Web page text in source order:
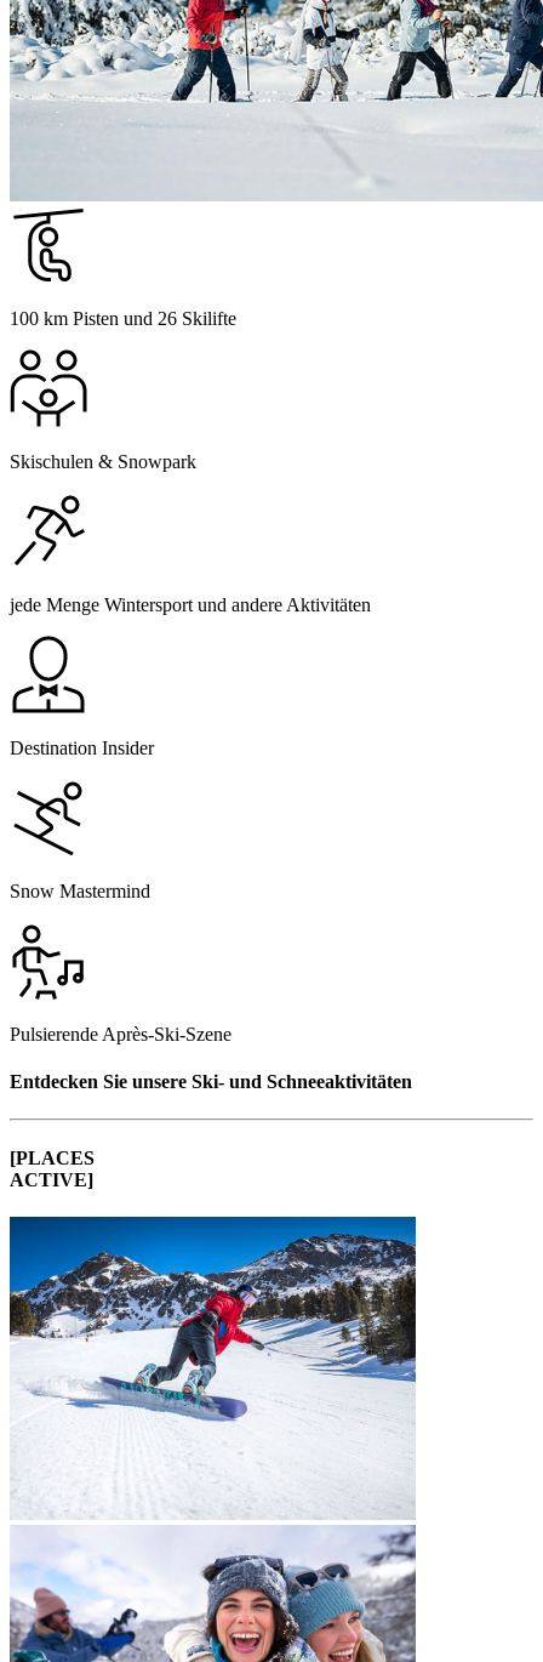
100 km Pisten und 26 Skilifte
Skischulen & Snowpark
jede Menge Wintersport und andere Aktivitäten
Destination Insider
Snow Mastermind
Pulsierende Après-Ski-Szene
Entdecken Sie unsere Ski- und Schneeaktivitäten
[PLACES
ACTIVE]